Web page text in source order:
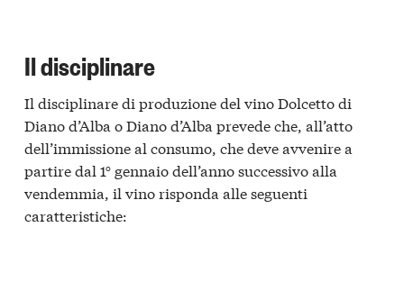
Il disciplinare
Il disciplinare di produzione del vino Dolcetto di
Diano d’Alba o Diano d’Alba prevede che, all’atto
dell’immissione al consumo, che deve avvenire a
partire dal 1° gennaio dell’anno successivo alla
vendemmia, il vino risponda alle seguenti
caratteristiche: